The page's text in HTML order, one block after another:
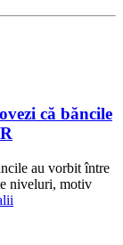
că băncile
au vorbit între
niveluri, motiv